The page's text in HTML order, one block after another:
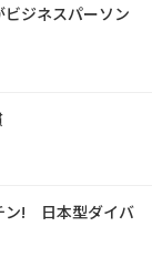
ビジネスパーソン
ン! 日本型ダイバ